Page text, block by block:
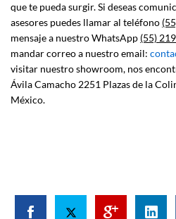
que te pueda surgir. Si deseas
asesores puedes llamar al teléfono
mensaje a nuestro WhatsApp (55)
mandar correo a nuestro email:
visitar nuestro showroom, nos
Ávila Camacho 2251 Plazas de la
México.